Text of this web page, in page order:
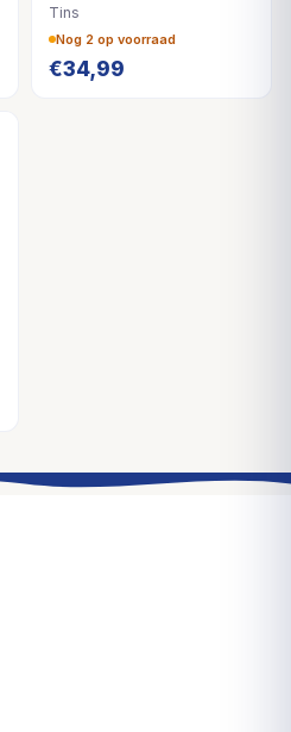
Tins
Nog 2 op voorraad
€34,99